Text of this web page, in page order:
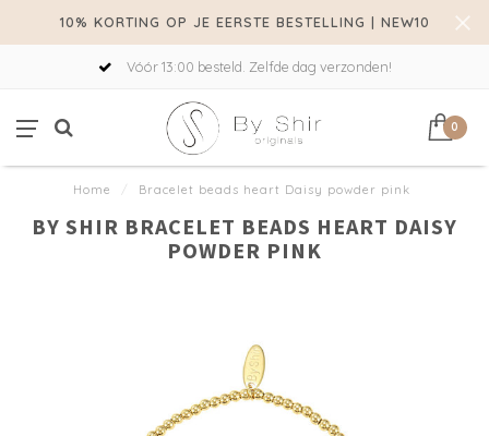
10% KORTING OP JE EERSTE BESTELLING | NEW10
Vóór 13:00 besteld. Zelfde dag verzonden!
0
Home / Bracelet beads heart Daisy powder pink
BY SHIR BRACELET BEADS HEART DAISY
POWDER PINK